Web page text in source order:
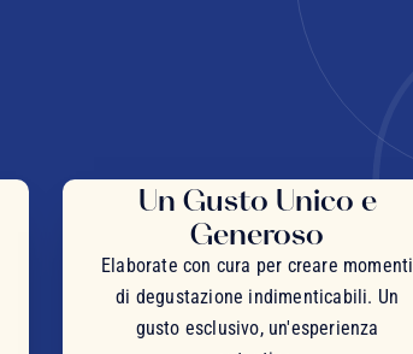
Un Gusto Unico e
Generoso
Elaborate con cura per creare momenti
di degustazione indimenticabili. Un
gusto esclusivo, un'esperienza